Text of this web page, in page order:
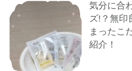
気分に合
ズ!？無印
まったこ
紹介！